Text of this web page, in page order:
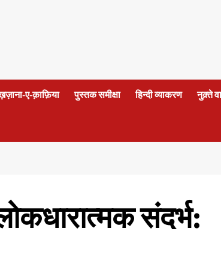
ए-क़ाफ़िया पुस्तक समीक्षा हिन्दी व्याकरण नुक़्ते
संदर्भ: